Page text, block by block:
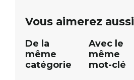
12h à […]
Vous aimerez aussi
De la
même
catégorie
Avec le
même
mot-clé